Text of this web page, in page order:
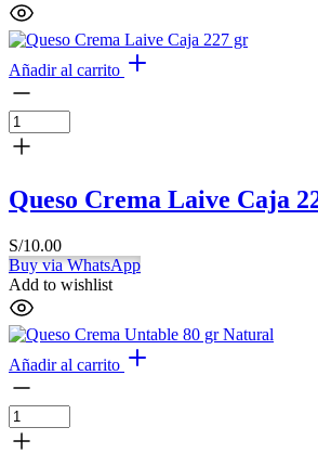
Añadir al carrito
Queso Crema Laive Caja
S/10.00
Buy via WhatsApp
Add to wishlist
Añadir al carrito